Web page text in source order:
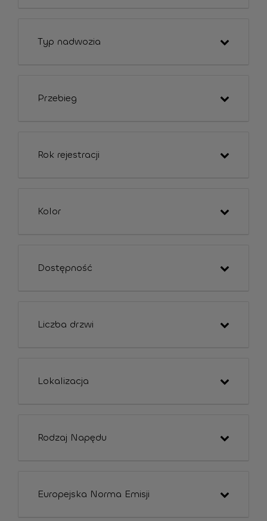
Typ nadwozia
Przebieg
Rok rejestracji
Kolor
Dostępność
Liczba drzwi
Lokalizacja
Rodzaj Napędu
Europejska Norma Emisji